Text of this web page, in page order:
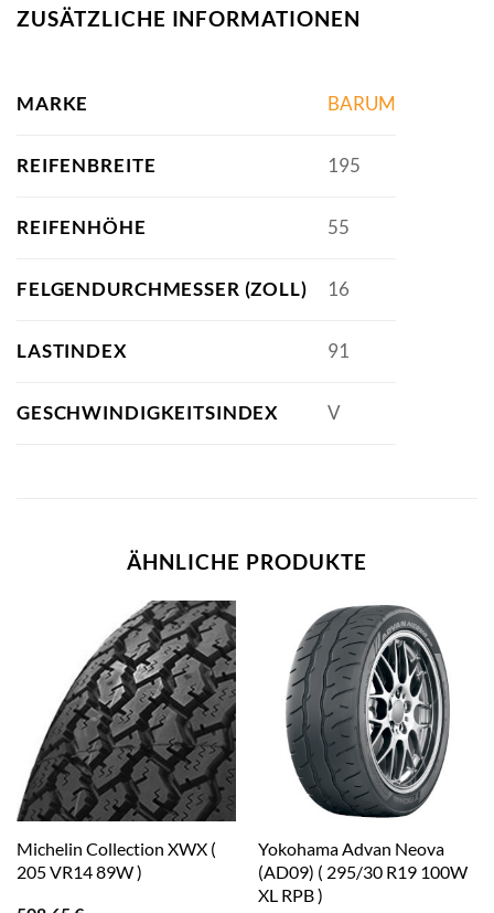
ZUSÄTZLICHE INFORMATIONEN
MARKE BARUM
REIFENBREITE 195
REIFENHÖHE 55
FELGENDURCHMESSER (ZOLL) 16
LASTINDEX 91
GESCHWINDIGKEITSINDEX V
ÄHNLICHE PRODUKTE
Michelin Collection XWX (
205 VR14 89W )
Yokohama Advan Neova
(AD09) ( 295/30 R19 100W
XL RPB )